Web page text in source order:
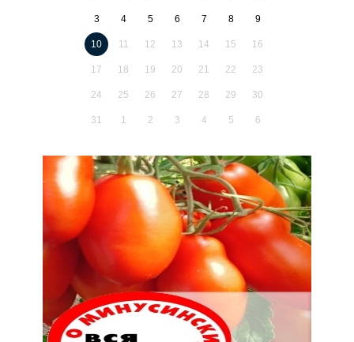
3 4 5 6 7 8 9
10 11 12 13 14 15 16
17 18 19 20 21 22 23
24 25 26 27 28 29 30
31 1 2 3 4 5 6